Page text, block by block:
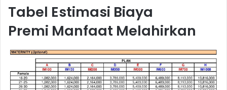
Tabel Estimasi Biaya
Premi Manfaat Melahirkan